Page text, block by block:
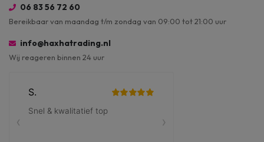
06 83 56 72 60
Bereikbaar van maandag t/m zondag van 09:00 tot 21:00 uur
info@haxhatrading.nl
Wij reageren binnen 24 uur